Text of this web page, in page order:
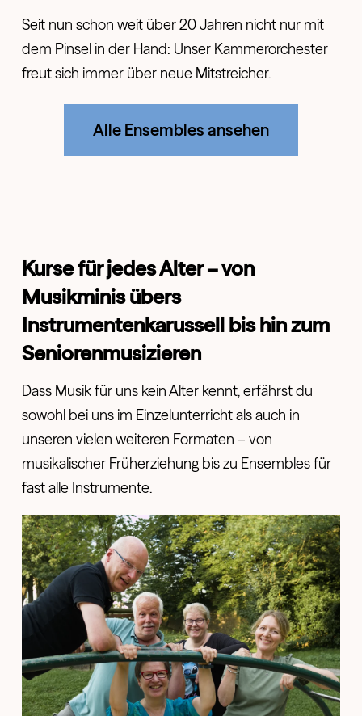
Seit nun schon weit über 20 Jahren nicht nur mit
dem Pinsel in der Hand: Unser Kammerorchester
freut sich immer über neue Mitstreicher.
Alle Ensembles ansehen
Kurse für jedes Alter – von
Musikminis übers
Instrumentenkarussell bis hin zum
Seniorenmusizieren
Dass Musik für uns kein Alter kennt, erfährst du
sowohl bei uns im Einzelunterricht als auch in
unseren vielen weiteren Formaten – von
musikalischer Früherziehung bis zu Ensembles für
fast alle Instrumente.